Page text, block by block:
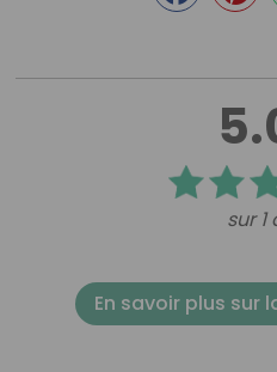
sur 1
En savoir plus sur